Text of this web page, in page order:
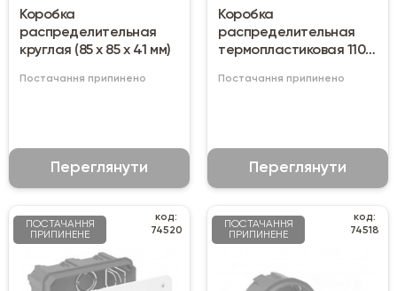
Коробка
распределительная
круглая (85 х 85 х 41 мм)
Постачання припинено
Переглянути
Коробка
распределительная
термопластиковая 110 х
Постачання припинено
Переглянути
ПОСТАЧАННЯ
ПРИПИНЕНЕ
код:
74520
ПОСТАЧАННЯ
ПРИПИНЕНЕ
код:
74518